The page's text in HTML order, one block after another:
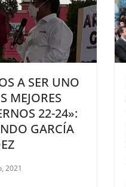
A SER UNO
MEJORES
22-24»:
GARCÍA
2021